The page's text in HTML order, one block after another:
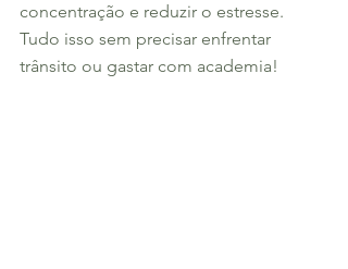
concentração e reduzir o estresse.
Tudo isso sem precisar enfrentar
trânsito ou gastar com academia!